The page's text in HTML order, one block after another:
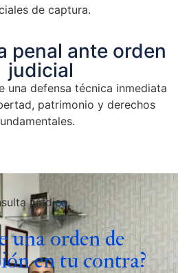
de captura.
penal ante orden
judicial
una defensa técnica inmediata
patrimonio y derechos
jurídica
una orden de
en tu contra?